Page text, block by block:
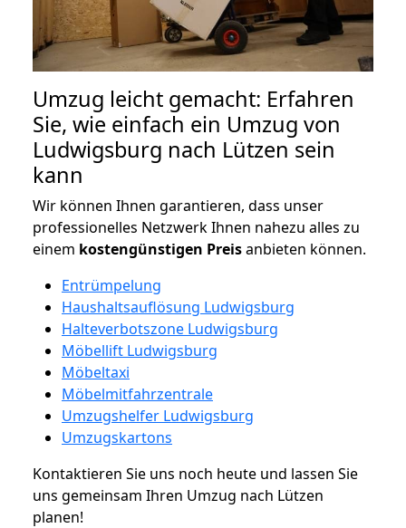
Umzug leicht gemacht: Erfahren
Sie, wie einfach ein Umzug von
Ludwigsburg nach Lützen sein
kann
Wir können Ihnen garantieren, dass unser
professionelles Netzwerk Ihnen nahezu alles zu
einem kostengünstigen Preisanbieten können.
Entrümpelung
Haushaltsauflösung Ludwigsburg
Halteverbotszone Ludwigsburg
Möbellift Ludwigsburg
Möbeltaxi
Möbelmitfahrzentrale
Umzugshelfer Ludwigsburg
Umzugskartons
Kontaktieren Sie uns noch heute und lassen Sie
uns gemeinsam Ihren Umzug nach Lützen
planen!